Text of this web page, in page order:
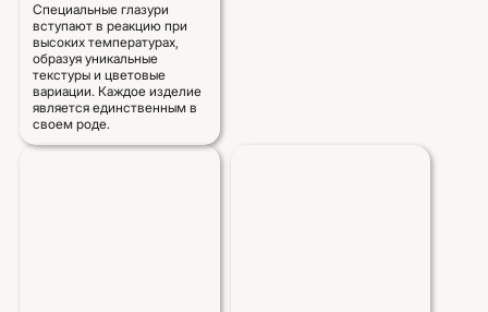
Специальные глазури
вступают в реакцию при
высоких температурах,
образуя уникальные
текстуры и цветовые
вариации. Каждое изделие
является единственным в
своем роде.